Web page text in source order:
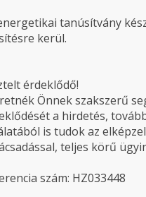
tanúsítvány
kerül.
érdeklődő!
Önnek szakszerű
a hirdetés,
is tudok az
teljes körű
szám: HZ033448